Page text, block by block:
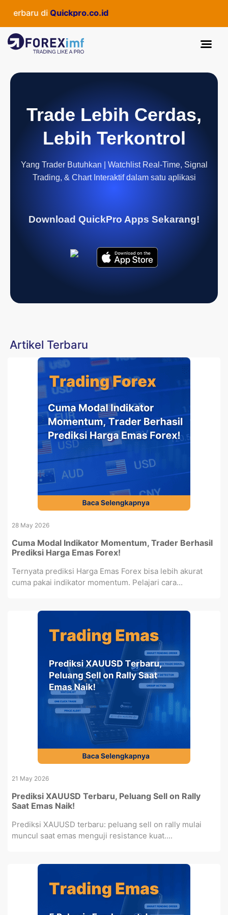
diQuickpro.co.id
Trade Lebih Cerdas,
Lebih Terkontrol
Yang Trader Butuhkan | Watchlist Real-Time, Signal
Trading, & Chart Interaktif dalam satu aplikasi
Download QuickPro Apps Sekarang!
Artikel Terbaru
28 May 2026
Cuma Modal Indikator Momentum, Trader Berhasil
Prediksi Harga Emas Forex!
Ternyata prediksi Harga Emas Forex bisa lebih akurat
cuma pakai indikator momentum. Pelajari cara...
21 May 2026
Prediksi XAUUSD Terbaru, Peluang Sell on Rally
Saat Emas Naik!
Prediksi XAUUSD terbaru: peluang sell on rally mulai
muncul saat emas menguji resistance kuat....